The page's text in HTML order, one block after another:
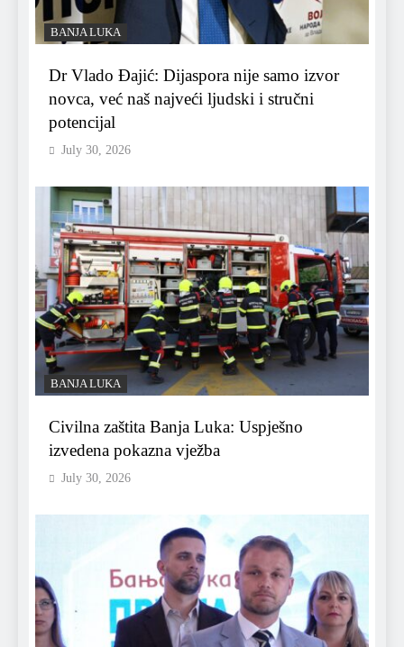
BANJA LUKA
Dr Vlado Đajić: Dijaspora nije samo izvor
novca, već naš najveći ljudski i stručni
potencijal
July 30, 2026
BANJA LUKA
Civilna zaštita Banja Luka: Uspješno
izvedena pokazna vježba
July 30, 2026